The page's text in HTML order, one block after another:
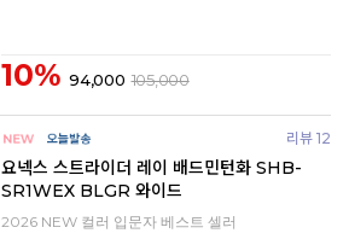
10% 94,000 105,000
리뷰 12
요넥스 스트라이더 레이 배드민턴화 SHB-
SR1WEX BLGR 와이드
2026 NEW 컬러 입문자 베스트 셀러